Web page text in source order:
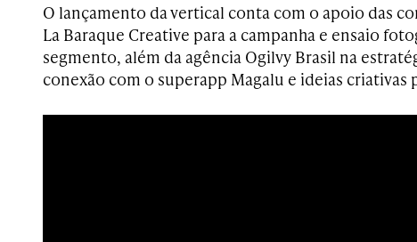
O lançamento da vertical conta com o apoio das
La Baraque Creative para a campanha e ensaio
segmento, além da agência Ogilvy Brasil na
conexão com o superapp Magalu e ideias criativas